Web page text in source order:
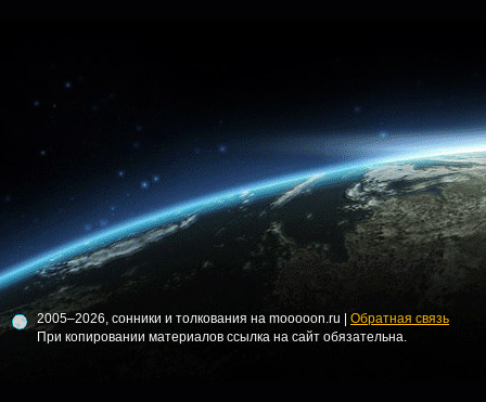
2005–2026, сонники и толкования на mooooon.ru | Обратная связь
При копировании материалов ссылка на сайт обязательна.